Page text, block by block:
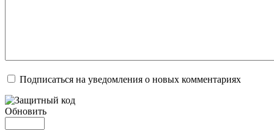
Подписаться на уведомления о новых комментариях
Обновить